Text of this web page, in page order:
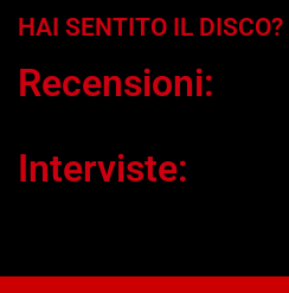
HAI SENTITO IL DISCO?
Recensioni:
Interviste: